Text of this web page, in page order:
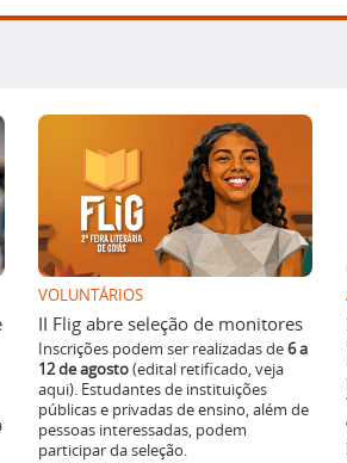
VOLUNTÁRIOS
II Flig abre seleção de monitores
Inscrições podem ser realizadas de6 a
12 de agosto(edital retificado, veja
aqui). Estudantes de instituições
públicas e privadas de ensino, além de
pessoas interessadas, podem
participar da seleção.